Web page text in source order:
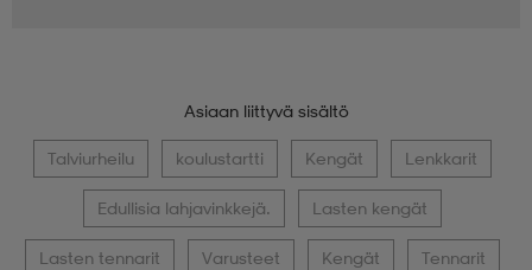
Asiaan liittyvä sisältö
Talviurheilu koulustartti Kengät Lenkkarit
Edullisia lahjavinkkejä. Lasten kengät
Lasten tennarit Varusteet Kengät Tennarit